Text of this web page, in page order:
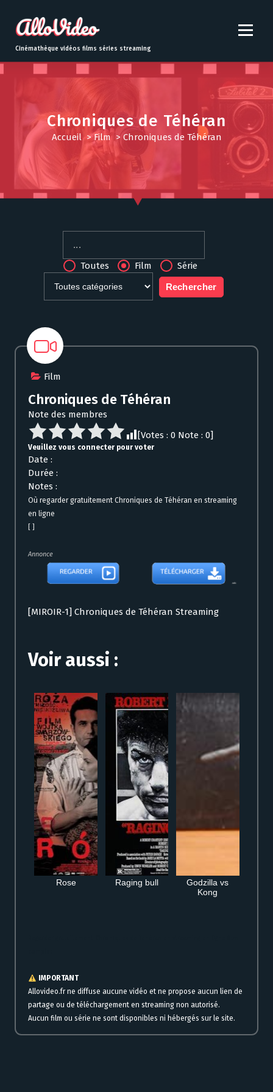
t
o
Cinémathèque vidéos films séries streaming
Chroniques de Téhéran
Accueil>Film>Chroniques de Téhéran
Toutes Film Série
Film
Chroniques de Téhéran
Note des membres
[Votes : 0 Note : 0]
Veuillez vous connecter pour voter
Date :
Durée :
Notes :
Où regarder gratuitement Chroniques de Téhéran en streaming
en ligne
Annonce
[MIROIR-1] Chroniques de Téhéran Streaming
Voir aussi :
Rose Raging bull
Godzilla vs
Kong
IMPORTANT
Allovideo.fr ne diffuse aucune vidéo et ne propose aucun lien de
partage ou de téléchargement en streaming non autorisé.
Aucun film ou série ne sont disponibles ni hébergés sur le site.